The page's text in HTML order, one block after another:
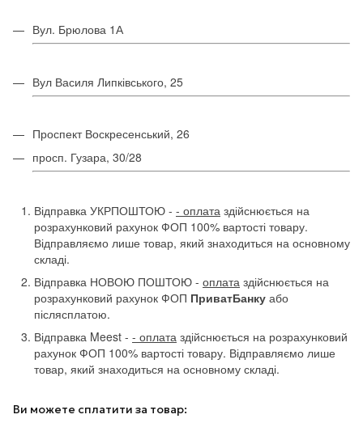
Вул. Брюлова 1А
Вул Василя Липківського, 25
Проспект Воскресенський, 26
просп. Гузара, 30/28
Відправка УКРПОШТОЮ - - оплата здійснюється на
розрахунковий рахунок ФОП 100% вартості товару.
Відправляємо лише товар, який знаходиться на основному
складі.
Відправка НОВОЮ ПОШТОЮ - оплата здійснюється на
розрахунковий рахунок ФОП ПриватБанку або
післясплатою.
Відправка Meest - - оплата здійснюється на розрахунковий
рахунок ФОП 100% вартості товару. Відправляємо лише
товар, який знаходиться на основному складі.
Ви можете сплатити за товар: